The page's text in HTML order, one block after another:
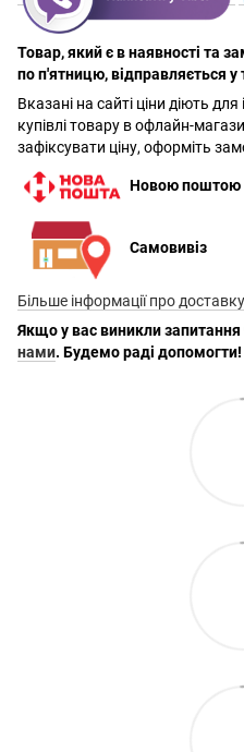
Товар, який є в наявності та
по п'ятницю, відправляється
Вказані на сайті ціни діють
купівлі товару в офлайн-
зафіксувати ціну, оформіть
Новою поштою
Самовивіз
Більше інформації про доставку
Якщо у вас виникли запитання
нами. Будемо раді допомогти!